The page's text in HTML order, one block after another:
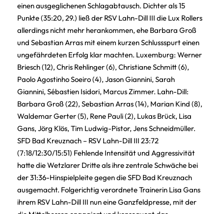
einen ausgeglichenen Schlagabtausch. Dichter als 15
Punkte (35:20, 29.) ließ der RSV Lahn-Dill III die Lux Rollers
allerdings nicht mehr herankommen, ehe Barbara Groß
und Sebastian Arras mit einem kurzen Schlussspurt einen
ungefährdeten Erfolg klar machten. Luxemburg: Werner
Briesch (12), Chris Rehlinger (6), Christiane Schmitt (6),
Paolo Agostinho Soeiro (4), Jason Giannini, Sarah
Giannini, Sébastien Isidori, Marcus Zimmer. Lahn-Dill:
Barbara Groß (22), Sebastian Arras (14), Marian Kind (8),
Waldemar Gerter (5), Rene Pauli (2), Lukas Brück, Lisa
Gans, Jörg Klös, Tim Ludwig-Pistor, Jens Schneidmüller.
SFD Bad Kreuznach – RSV Lahn-Dill III 23:72
(7:18/12:30/15:51) Fehlende Intensität und Aggressivität
hatte die Wetzlarer Dritte als ihre zentrale Schwäche bei
der 31:36-Hinspielpleite gegen die SFD Bad Kreuznach
ausgemacht. Folgerichtig verordnete Trainerin Lisa Gans
ihrem RSV Lahn-Dill III nun eine Ganzfeldpresse, mit der